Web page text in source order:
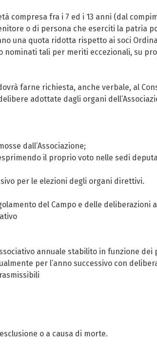
compresa fra i 7 ed i 13 anni (dal
o di persona che eserciti la patria
una quota ridotta rispetto ai soci
tali per meriti eccezionali, su
farne richiesta, anche verbale, al
adottate dagli organi
dall’Associazione;
il proprio voto nelle sedi
per le elezioni degli organi direttivi.
del Campo e delle deliberazioni
annuale stabilito in funzione dei
per l’anno successivo con
o a causa di morte.